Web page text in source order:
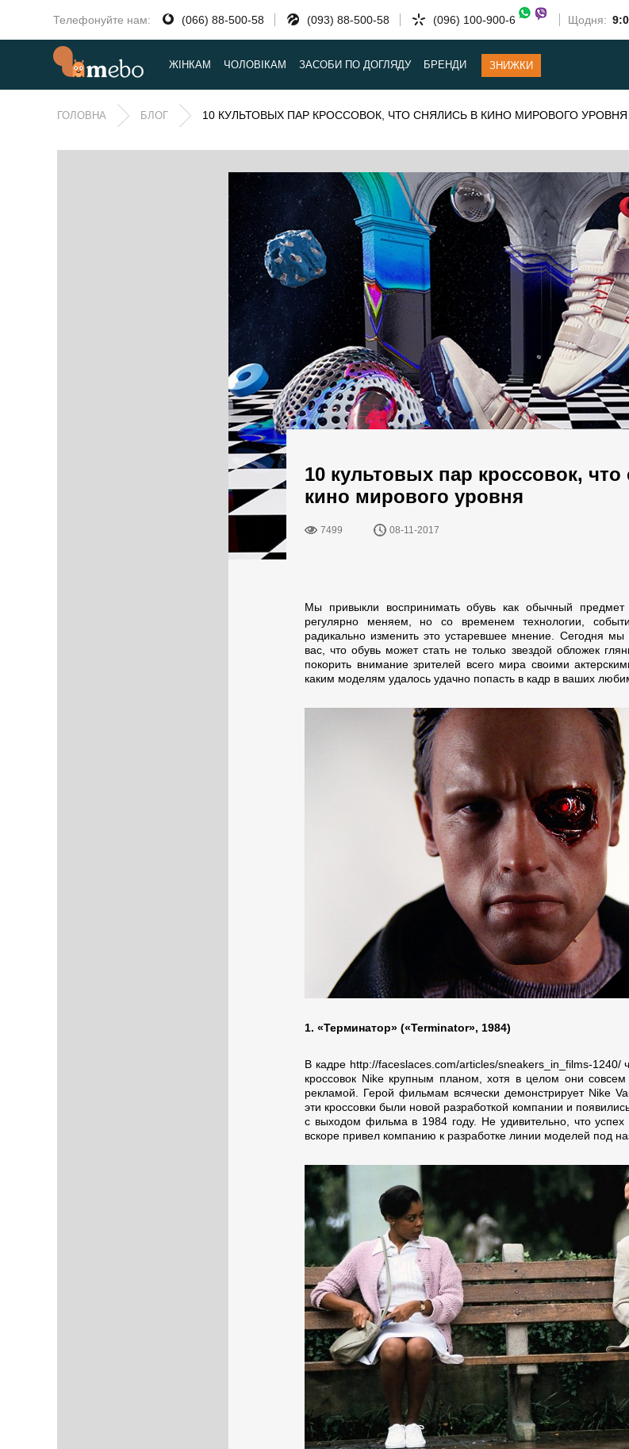
Телефонуйте нам: (066) 88-500-58 (093) 88-500-58 (096) 100-900-6 Щодня:
ЖІНКАМ ЧОЛОВІКАМ ЗАСОБИ ПО ДОГЛЯДУ БРЕНДИ ЗНИЖКИ
ГОЛОВНА БЛОГ 10 КУЛЬТОВЫХ ПАР КРОССОВОК, ЧТО СНЯЛИСЬ В КИНО МИРОВОГО УРОВНЯ
10 культовых пар кроссовок, что
кино мирового уровня
7499 08-11-2017
Мы привыкли воспринимать обувь как обычный
регулярно меняем, но со временем технологии,
радикально изменить это устаревшее мнение. Сегодня
вас, что обувь может стать не только звездой обложек
покорить внимание зрителей всего мира своими
каким моделям удалось удачно попасть в кадр в ваших
1. «Терминатор» («Terminator», 1984)
В кадре http://faceslaces.com/articles/sneakers_in_films-1240/
кроссовок Nike крупным планом, хотя в целом они совсем
рекламой. Герой фильмам всячески демонстрирует Nike
эти кроссовки были новой разработкой компании и
с выходом фильма в 1984 году. Не удивительно, что
вскоре привел компанию к разработке линии моделей под